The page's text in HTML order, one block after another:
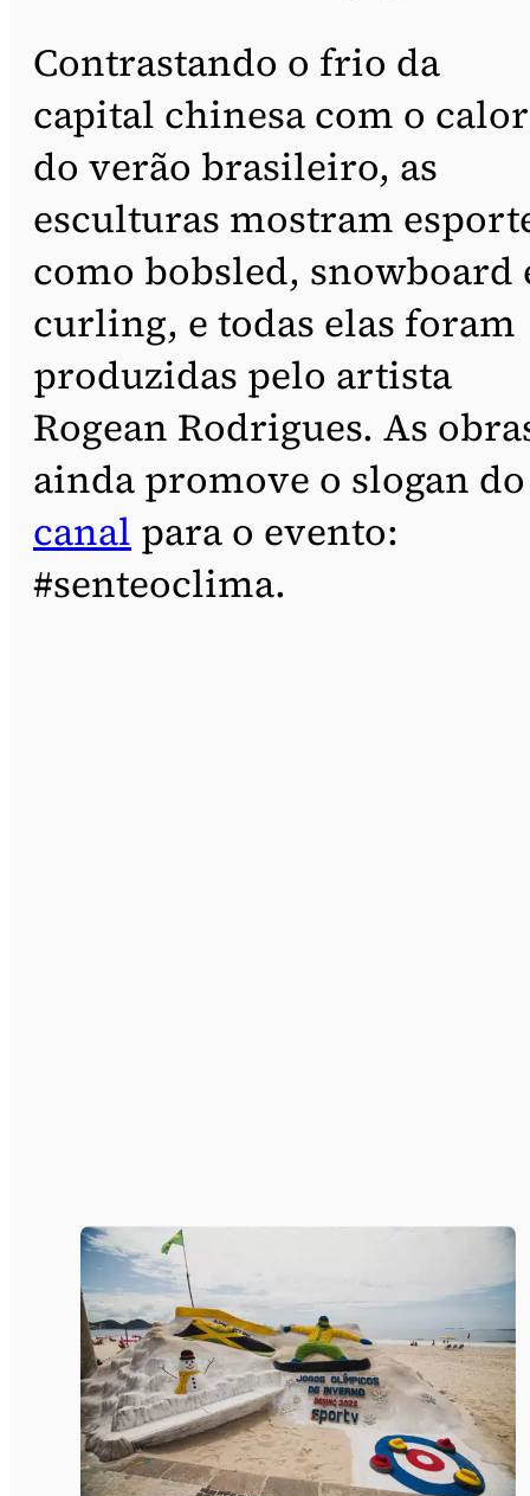
Contrastando o frio da
capital chinesa com o calor
do verão brasileiro, as
esculturas mostram
como bobsled, snowboard
curling, e todas elas foram
produzidas pelo artista
Rogean Rodrigues. As
ainda promove o slogan do
canal para o evento:
#senteoclima.